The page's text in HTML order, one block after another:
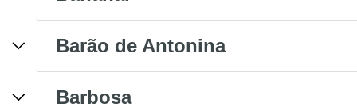
Barão de Antonina
Barbosa